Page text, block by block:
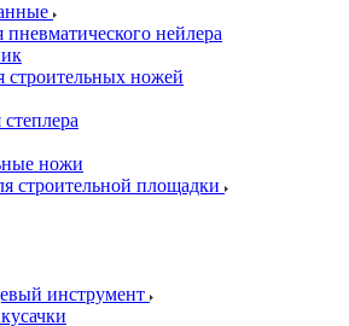
пневматического нейлера
строительных ножей
ножи
строительной площадки
инструмент